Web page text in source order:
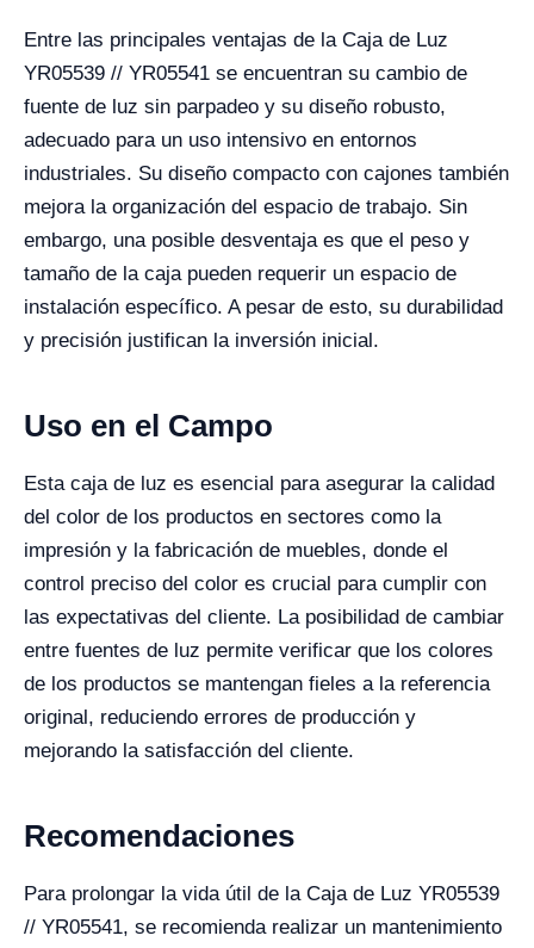
Entre las principales ventajas de la Caja de Luz
YR05539 // YR05541 se encuentran su cambio de
fuente de luz sin parpadeo y su diseño robusto,
adecuado para un uso intensivo en entornos
industriales. Su diseño compacto con cajones también
mejora la organización del espacio de trabajo. Sin
embargo, una posible desventaja es que el peso y
tamaño de la caja pueden requerir un espacio de
instalación específico. A pesar de esto, su durabilidad
y precisión justifican la inversión inicial.
Uso en el Campo
Esta caja de luz es esencial para asegurar la calidad
del color de los productos en sectores como la
impresión y la fabricación de muebles, donde el
control preciso del color es crucial para cumplir con
las expectativas del cliente. La posibilidad de cambiar
entre fuentes de luz permite verificar que los colores
de los productos se mantengan fieles a la referencia
original, reduciendo errores de producción y
mejorando la satisfacción del cliente.
Recomendaciones
Para prolongar la vida útil de la Caja de Luz YR05539
// YR05541, se recomienda realizar un mantenimiento